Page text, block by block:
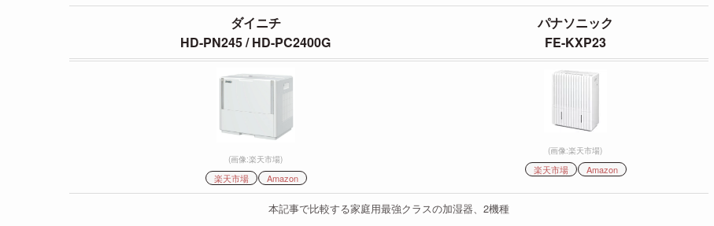
ダイニチ
HD-PN245 / HD-PC2400G
パナソニック
FE-KXP23
(画像:楽天市場)
楽天市場 Amazon
(画像:楽天市場)
楽天市場 Amazon
本記事で比較する家庭用最強クラスの加湿器、2機種